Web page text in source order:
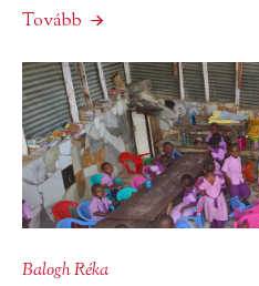
Tovább
Balogh Réka